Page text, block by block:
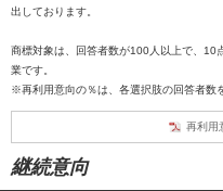
出しております。
商標対象は、回答者数が100人以上で、10
業です。
※再利用意向の％は、各選択肢の回答者数
再利用
継続意向